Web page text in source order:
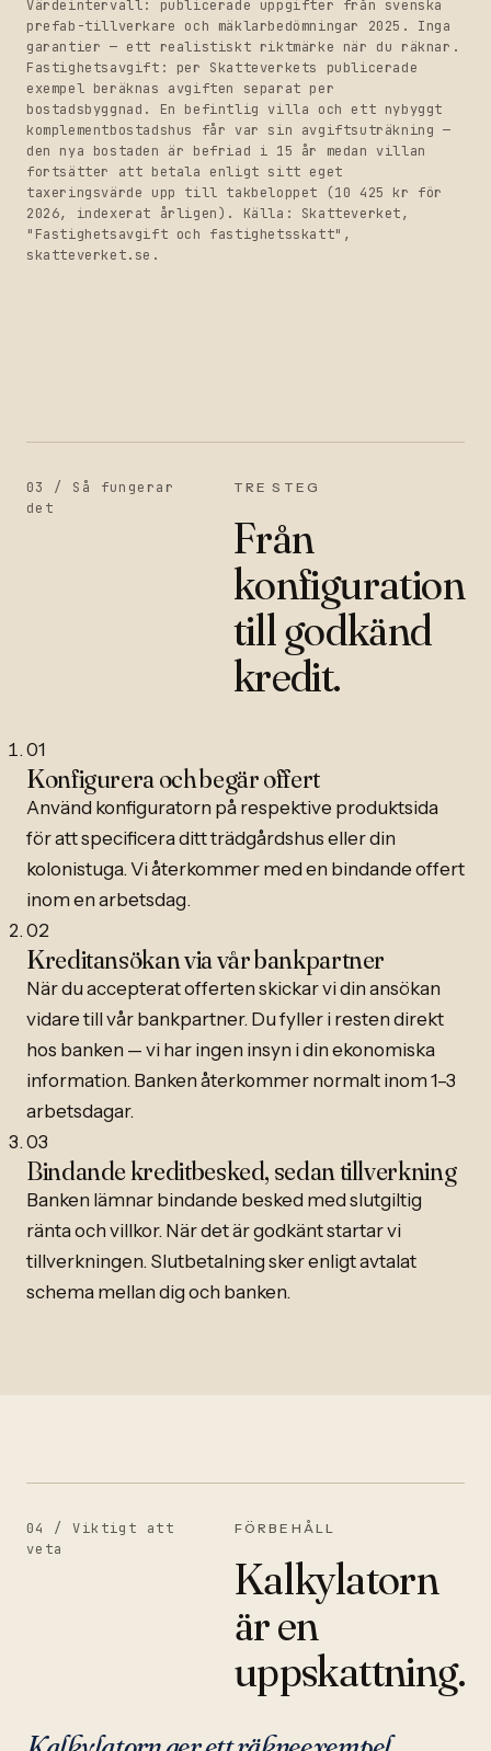
Värdeintervall: publicerade uppgifter från svenska
prefab-tillverkare och mäklarbedömningar 2025. Inga
garantier — ett realistiskt riktmärke när du räknar.
Fastighetsavgift: per Skatteverkets publicerade
exempel beräknas avgiften separat per
bostadsbyggnad. En befintlig villa och ett nybyggt
komplementbostadshus får var sin avgiftsuträkning —
den nya bostaden är befriad i 15 år medan villan
fortsätter att betala enligt sitt eget
taxeringsvärde upp till takbeloppet (10 425 kr för
2026, indexerat årligen). Källa: Skatteverket,
"Fastighetsavgift och fastighetsskatt",
skatteverket.se.
03 / Så fungerar
det
TRE STEG
Från
konfiguration
till godkänd
kredit.
01
Konfigurera och begär offert
Använd konfiguratorn på respektive produktsida
för att specificera ditt trädgårdshus eller din
kolonistuga. Vi återkommer med en bindande offert
inom en arbetsdag.
02
Kreditansökan via vår bankpartner
När du accepterat offerten skickar vi din ansökan
vidare till vår bankpartner. Du fyller i resten direkt
hos banken — vi har ingen insyn i din ekonomiska
information. Banken återkommer normalt inom 1–3
arbetsdagar.
03
Bindande kreditbesked, sedan tillverkning
Banken lämnar bindande besked med slutgiltig
ränta och villkor. När det är godkänt startar vi
tillverkningen. Slutbetalning sker enligt avtalat
schema mellan dig och banken.
04 /Viktigt att
veta
FÖRBEHÅLL
Kalkylatorn
är en
uppskattning.